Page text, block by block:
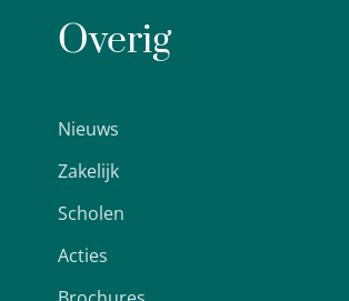
Overig
Nieuws
Zakelijk
Scholen
Acties